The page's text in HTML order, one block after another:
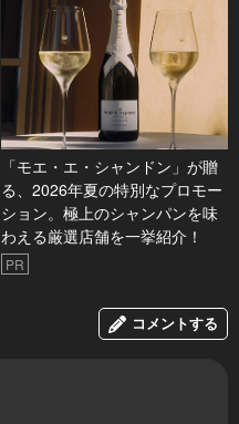
「モエ・エ・シャンドン」が贈
る、2026年夏の特別なプロモー
ション。極上のシャンパンを味
わえる厳選店舗を一挙紹介！
PR
コメントする